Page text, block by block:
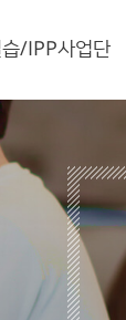
/IPP사업단